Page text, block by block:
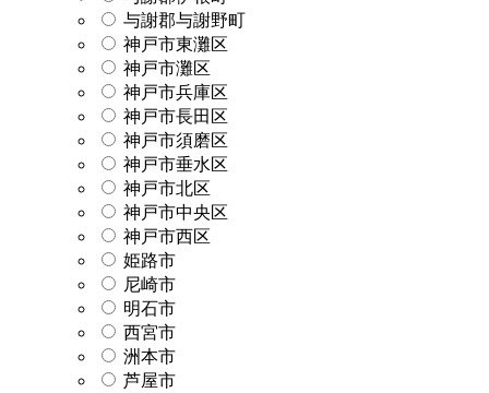
与謝郡与謝野町
神戸市東灘区
神戸市灘区
神戸市兵庫区
神戸市長田区
神戸市須磨区
神戸市垂水区
神戸市北区
神戸市中央区
神戸市西区
姫路市
尼崎市
明石市
西宮市
洲本市
芦屋市